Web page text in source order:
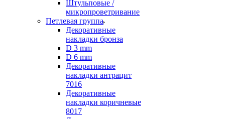
Штульповые /
микропроветривание
Петлевая группа
Декоративные
накладки бронза
D 3 mm
D 6 mm
Декоративные
накладки антрацит
7016
Декоративные
накладки коричневые
8017